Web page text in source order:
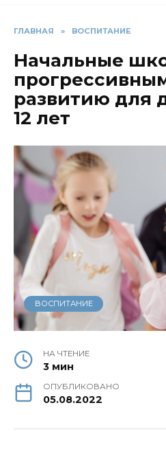
ГЛАВНАЯ » ВОСПИТАНИЕ
Начальные
развитию для
12 лет
ВОСПИТАНИЕ
НА ЧТЕНИЕ
3 мин
ОПУБЛИКОВАНО
05.08.2022